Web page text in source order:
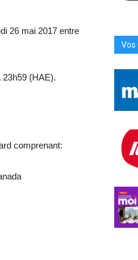
26 mai 2017 entre
23h59 (HAE).
comprenant:
Vos